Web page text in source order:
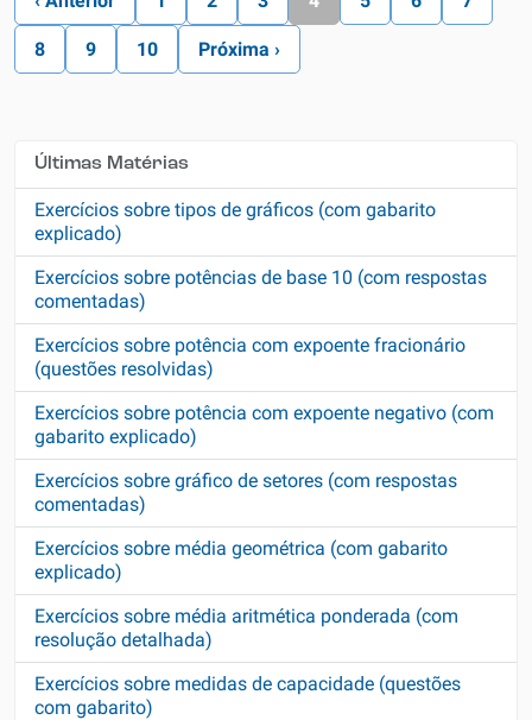
8 9 10 Próxima ›
Últimas Matérias
Exercícios sobre tipos de gráficos (com gabarito
explicado)
Exercícios sobre potências de base 10 (com respostas
comentadas)
Exercícios sobre potência com expoente fracionário
(questões resolvidas)
Exercícios sobre potência com expoente negativo (com
gabarito explicado)
Exercícios sobre gráfico de setores (com respostas
comentadas)
Exercícios sobre média geométrica (com gabarito
explicado)
Exercícios sobre média aritmética ponderada (com
resolução detalhada)
Exercícios sobre medidas de capacidade (questões
com gabarito)